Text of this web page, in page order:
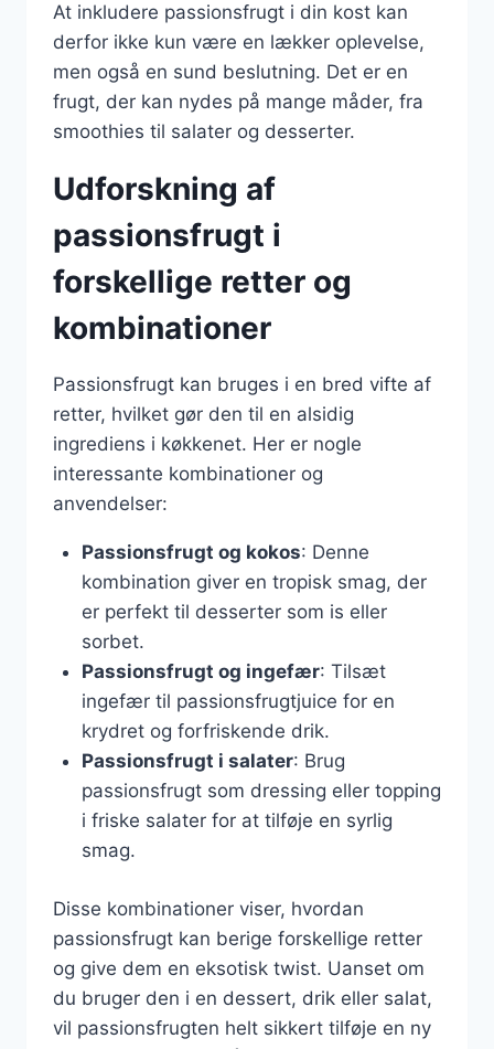
At inkludere passionsfrugt i din kost kan
derfor ikke kun være en lækker oplevelse,
men også en sund beslutning. Det er en
frugt, der kan nydes på mange måder, fra
smoothies til salater og desserter.
Udforskning af
passionsfrugt i
forskellige retter og
kombinationer
Passionsfrugt kan bruges i en bred vifte af
retter, hvilket gør den til en alsidig
ingrediens i køkkenet. Her er nogle
interessante kombinationer og
anvendelser:
Passionsfrugt og kokos: Denne
kombination giver en tropisk smag, der
er perfekt til desserter som is eller
sorbet.
Passionsfrugt og ingefær: Tilsæt
ingefær til passionsfrugtjuice for en
krydret og forfriskende drik.
Passionsfrugt i salater: Brug
passionsfrugt som dressing eller topping
i friske salater for at tilføje en syrlig
smag.
Disse kombinationer viser, hvordan
passionsfrugt kan berige forskellige retter
og give dem en eksotisk twist. Uanset om
du bruger den i en dessert, drik eller salat,
vil passionsfrugten helt sikkert tilføje en ny